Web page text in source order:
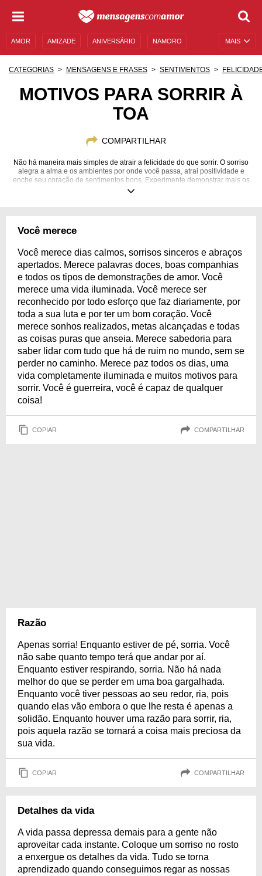
MAIS
AMOR AMIZADE ANIVERSÁRIO NAMORO
MENSAGENS DE ANIVERSÁRIO
CATEGORIAS MENSAGENS E FRASES SENTIMENTOS
MOTIVOS PARA SORRIR À
TOA
COMPARTILHAR
Não há maneira mais simples de atrair a felicidade do que sorrir. O sorriso
alegra a alma e os ambientes por onde você passa, atrai positividade e
enche seu coração de sentimentos bons. Experimente demonstrar mais os
seus sentimentos através dessa expressão.
Você merece
Você merece dias calmos, sorrisos sinceros e abraços
apertados. Merece palavras doces, boas companhias
e todos os tipos de demonstrações de amor. Você
merece uma vida iluminada. Você merece ser
reconhecido por todo esforço que faz diariamente, por
toda a sua luta e por ter um bom coração. Você
merece sonhos realizados, metas alcançadas e todas
as coisas puras que anseia. Merece sabedoria para
saber lidar com tudo que há de ruim no mundo, sem se
perder no caminho. Merece paz todos os dias, uma
vida completamente iluminada e muitos motivos para
sorrir. Você é guerreira, você é capaz de qualquer
coisa!
COPIAR COMPARTILHAR
Razão
Apenas sorria! Enquanto estiver de pé, sorria. Você
não sabe quanto tempo terá que andar por aí.
Enquanto estiver respirando, sorria. Não há nada
melhor do que se perder em uma boa gargalhada.
Enquanto você tiver pessoas ao seu redor, ria, pois
quando elas vão embora o que lhe resta é apenas a
solidão. Enquanto houver uma razão para sorrir, ria,
pois aquela razão se tornará a coisa mais preciosa da
sua vida.
COPIAR COMPARTILHAR
Detalhes da vida
A vida passa depressa demais para a gente não
aproveitar cada instante. Coloque um sorriso no rosto
a enxergue os detalhes da vida. Tudo se torna
aprendizado quando conseguimos regar as nossas